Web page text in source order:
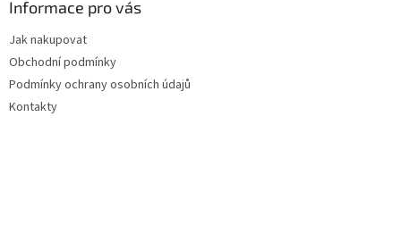
Informace pro vás
Jak nakupovat
Obchodní podmínky
Podmínky ochrany osobních údajů
Kontakty